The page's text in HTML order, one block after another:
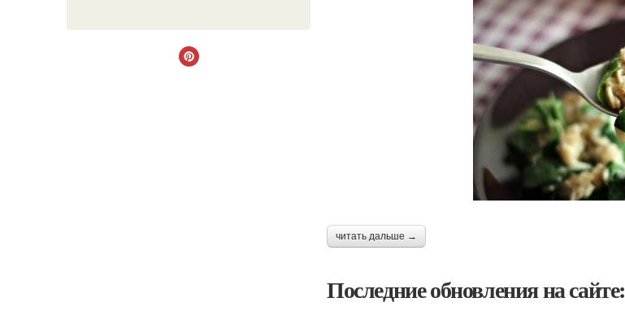
читать дальше →
Последние обновления на сайте: